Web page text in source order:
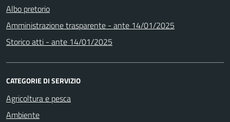
Albo pretorio
Amministrazione trasparente - ante 14/01/2025
Storico atti - ante 14/01/2025
CATEGORIE DI SERVIZIO
Agricoltura e pesca
Ambiente